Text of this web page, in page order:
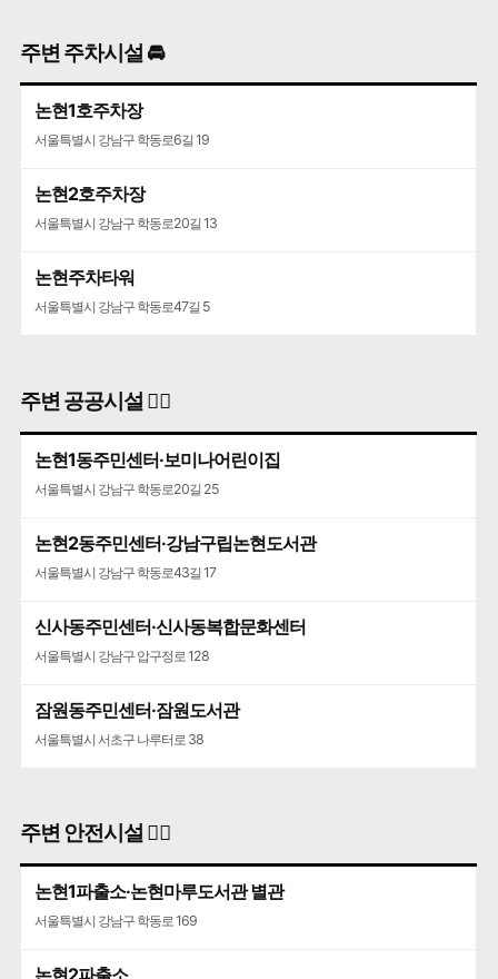
주변 주차시설 🚘
논현1호주차장
서울특별시 강남구 학동로6길 19
논현2호주차장
서울특별시 강남구 학동로20길 13
논현주차타워
서울특별시 강남구 학동로47길 5
주변 공공시설 👨‍✈️
논현1동주민센터·보미나어린이집
서울특별시 강남구 학동로20길 25
논현2동주민센터·강남구립논현도서관
서울특별시 강남구 학동로43길 17
신사동주민센터·신사동복합문화센터
서울특별시 강남구 압구정로 128
잠원동주민센터·잠원도서관
서울특별시 서초구 나루터로 38
주변 안전시설 👮‍♀️
논현1파출소·논현마루도서관 별관
서울특별시 강남구 학동로 169
논현2파출소